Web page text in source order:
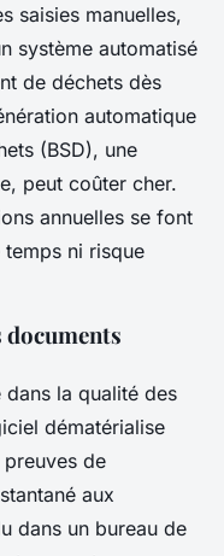
saisies manuelles,
système automatisé
de déchets dès
automatique
(BSD), une
peut coûter cher.
annuelles se font
ni risque
la qualité des
dématérialise
de
aux
dans un bureau de